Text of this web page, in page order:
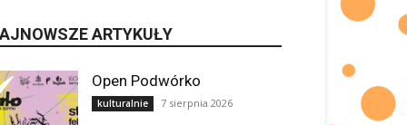
ARTYKUŁY
Open Podwórko
kulturalnie 7 sierpnia 2026